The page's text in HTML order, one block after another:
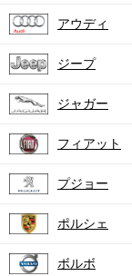
アウディ
ジープ
ジャガー
フィアット
プジョー
ポルシェ
ボルボ